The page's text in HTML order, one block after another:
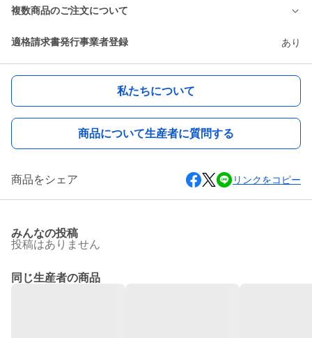
複数商品のご注文について
適格請求書発行事業者登録 あり
私たちについて
商品について生産者に質問する
商品をシェア リンクをコピー
みんなの投稿
投稿はありません
同じ生産者の商品